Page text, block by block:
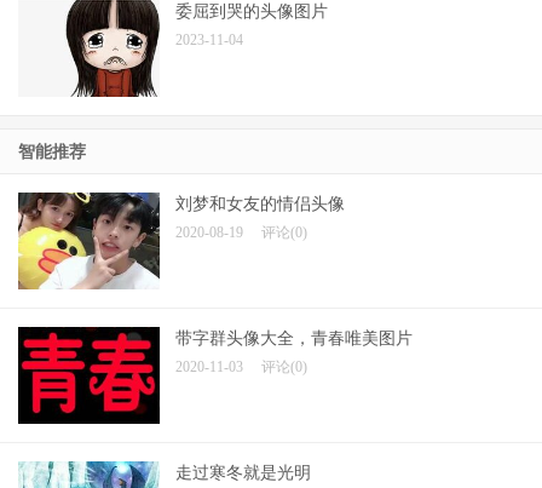
委屈到哭的头像图片
2023-11-04
智能推荐
刘梦和女友的情侣头像
2020-08-19 评论(0)
带字群头像大全，青春唯美图片
2020-11-03 评论(0)
走过寒冬就是光明